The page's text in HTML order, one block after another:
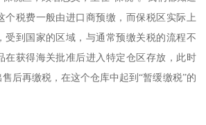
个税费一般由进口商预缴，而保税区实际上
受到国家的区域，与通常预缴关税的流程不
在获得海关批准后进入特定仓区存放，此时
后再缴税，在这个仓库中起到“暂缓缴税”的